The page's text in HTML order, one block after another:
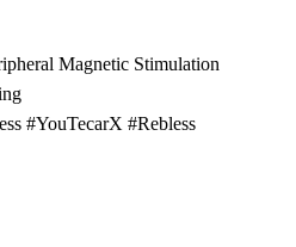
Magnetic Stimulation
#YouTecarX #Rebless